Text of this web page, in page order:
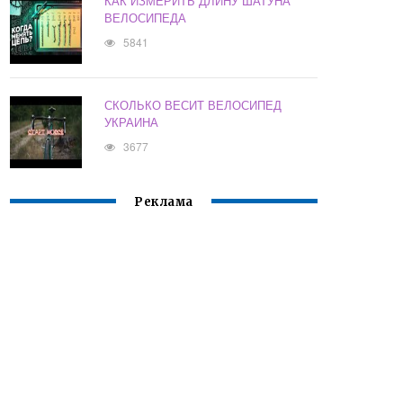
ВЕЛОСИПЕДА
5841
СКОЛЬКО ВЕСИТ ВЕЛОСИПЕД
УКРАИНА
3677
Реклама